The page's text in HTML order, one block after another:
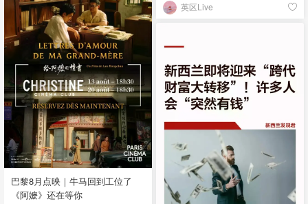
英区Live
巴黎8月点映｜牛马回到工位了
《阿嬷》还在等你